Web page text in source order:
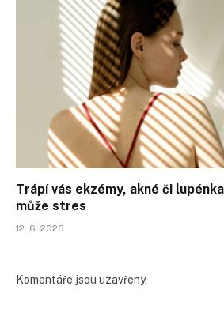
Trápí vás ekzémy, akné či
může stres
12. 6. 2026
Komentáře jsou uzavřeny.